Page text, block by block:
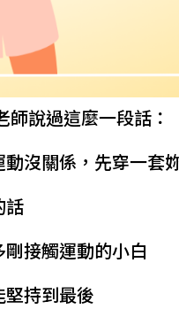
師說過這麼一段話：
動沒關係，先穿一套
話
接觸運動的小白
持到最後